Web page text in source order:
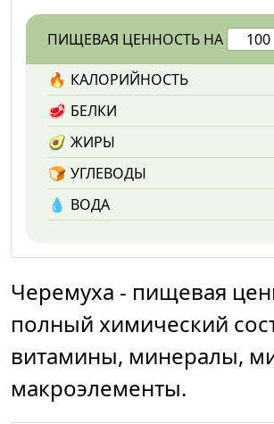
ПИЩЕВАЯ ЦЕННОСТЬ НА
🔥 КАЛОРИЙНОСТЬ
🥩 БЕЛКИ
🥑 ЖИРЫ
🍞 УГЛЕВОДЫ
💧️ ВОДА
Черемуха - пищевая
полный химический
витамины, минералы,
макроэлементы.